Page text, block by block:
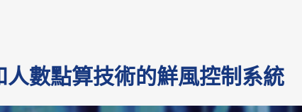
人數點算技術的鮮風控制系統